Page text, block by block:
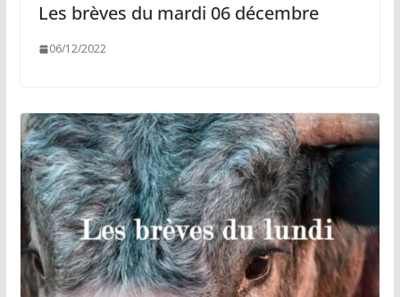
Les brèves du mardi 06 décembre
06/12/2022